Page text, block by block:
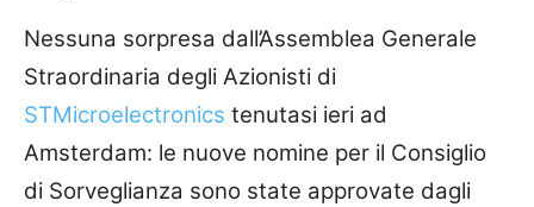
Nessuna sorpresa dall’Assemblea Generale
Straordinaria degli Azionisti di
STMicroelectronics tenutasi ieri ad
Amsterdam: le nuove nomine per il Consiglio
di Sorveglianza sono state approvate dagli